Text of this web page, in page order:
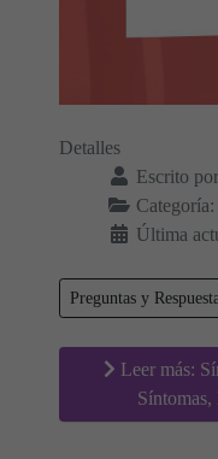
Detalles
Escrito
Categoría:
Última
Preguntas y
Leer más: